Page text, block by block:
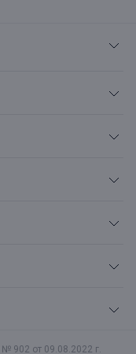
902 от 09.08.2022 г.